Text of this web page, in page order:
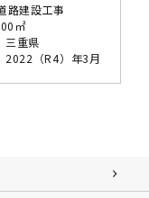
路建設工事
㎡
三重県
2022（R4）年3月